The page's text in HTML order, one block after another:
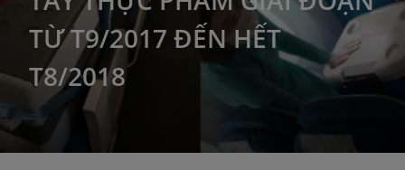
TỪ T9/2017 ĐẾN HẾT
T8/2018